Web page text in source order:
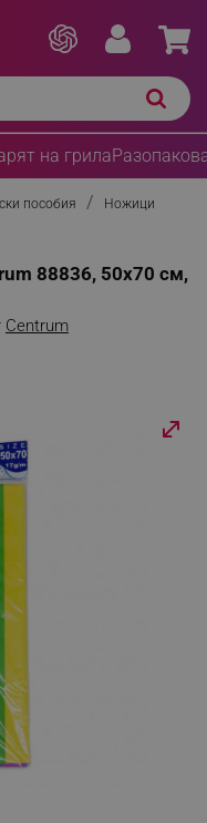
на грила
пособия Ножици
88836, 50х70 см,
Centrum